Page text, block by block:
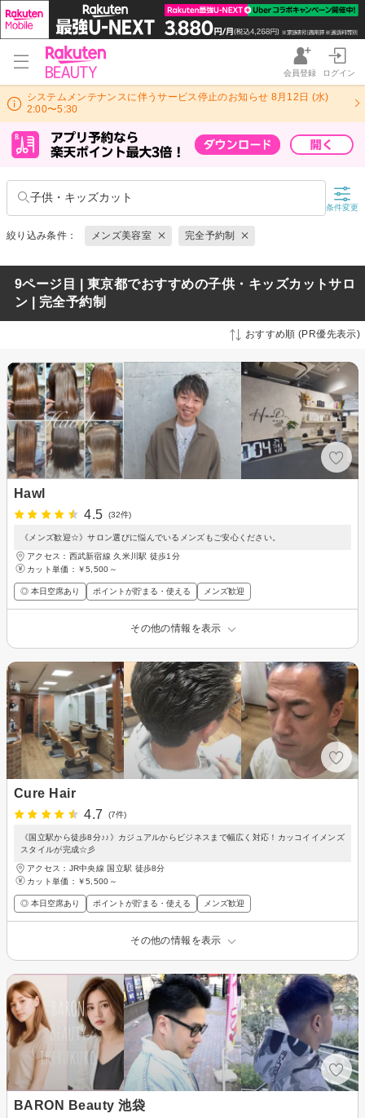
会員登録 ログイン
システムメンテナンスに伴うサービス停止のお知らせ 8月12日 (水)
2:00〜5:30
子供・キッズカット
条件変更
絞り込み条件： メンズ美容室 完全予約制
9ページ目 | 東京都でおすすめの子供・キッズカットサロ
ン | 完全予約制
おすすめ順 (PR優先表示)
Hawl
4.5
(32件)
《メンズ歓迎☆》サロン選びに悩んでいるメンズもご安心ください。
アクセス：西武新宿線 久米川駅 徒歩1分
カット単価： ￥5,500～
◎ 本日空席あり ポイントが貯まる・使える メンズ歓迎
その他の情報を表示
Cure Hair
4.7
(7件)
《国立駅から徒歩8分♪♪》カジュアルからビジネスまで幅広く対応！カッコイイメンズ
スタイルが完成☆彡
アクセス：JR中央線 国立駅 徒歩8分
カット単価： ￥5,500～
◎ 本日空席あり ポイントが貯まる・使える メンズ歓迎
その他の情報を表示
BARON Beauty 池袋